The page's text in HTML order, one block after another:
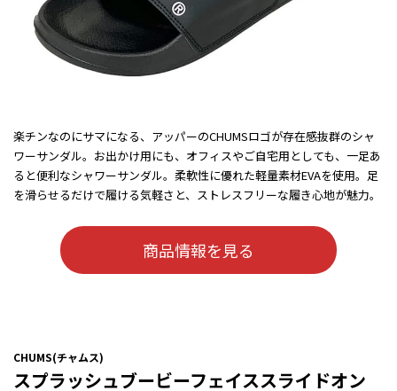
楽チンなのにサマになる、アッパーのCHUMSロゴが存在感抜群のシャ
ワーサンダル。お出かけ用にも、オフィスやご自宅用としても、一足あ
ると便利なシャワーサンダル。柔軟性に優れた軽量素材EVAを使用。足
を滑らせるだけで履ける気軽さと、ストレスフリーな履き心地が魅力。
商品情報を見る
CHUMS(チャムス)
スプラッシュブービーフェイススライドオン